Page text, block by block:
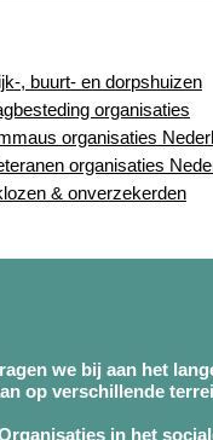
, buurt- en dorpshuizen
organisaties
organisaties
organisaties
& onverzekerden
we bij aan het
op verschillende
in het